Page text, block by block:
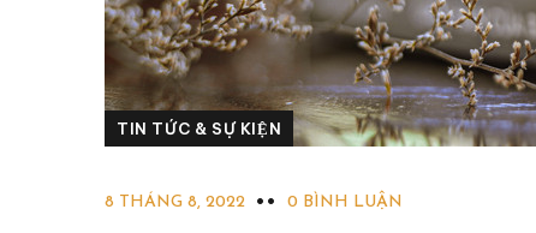
TIN TỨC & SỰ KIỆN
8 THÁNG 8, 2022 0 BÌNH LUẬN